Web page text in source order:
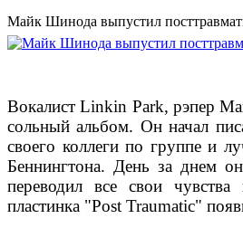
Майк Шинода выпустил
Вокалист Linkin Park, рэпер
сольный альбом. Он начал
своего коллеги по группе и
Беннингтона. День за днем
переводил все свои
пластинка "Post Traumatic"